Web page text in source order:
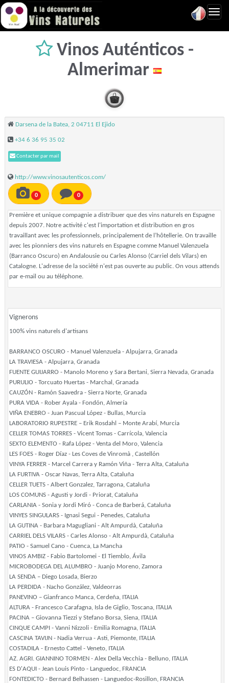
Vinos Auténticos -
Almerimar
Darsena de la Batea, 2 04711 El Ejido
+34 6 36 95 35 02
Contacter par mail
http://www.vinosautenticos.com/
0 0
Première et unique compagnie a distribuer que des vins naturels en Espagne
depuis 2007. Notre activité c'est l'importation et distribution en gros
travaillant avec les professionnels, principalement de l’hôtellerie. On travaille
avec les pionniers des vins naturels en Espagne comme Manuel Valenzuela
(Barranco Oscuro) en Andalousie ou Carles Alonso (Carriel dels Vilars) en
Catalogne. L'adresse de la société n'est pas ouverte au public. On vous attends
par e-mail ou au téléphone.
Vignerons
100% vins naturels d'artisans
BARRANCO OSCURO - Manuel Valenzuela - Alpujarra, Granada
LA TRAVIESA - Alpujarra, Granada
FUENTE GUIJARRO - Manolo Moreno y Sara Bertani, Sierra Nevada, Granada
PURULIO - Torcuato Huertas - Marchal, Granada
CAUZÓN - Ramón Saavedra - Sierra Norte, Granada
PURA VIDA - Rober Ayala - Fondón, Almería
VIÑA ENEBRO - Juan Pascual López - Bullas, Murcia
LABORATORIO RUPESTRE – Erik Rosdahl – Monte Arabí, Murcia
CELLER TOMAS TORRES - Vicent Tomas - Carrícola, Valencia
SEXTO ELEMENTO - Rafa López - Venta del Moro, Valencia
LES FOES - Roger Díaz - Les Coves de Vinromà , Castellón
VINYA FERRER - Marcel Carrera y Ramón Viña - Terra Alta, Cataluña
LA FURTIVA - Oscar Navas, Terra Alta, Cataluña
CELLER TUETS - Albert Gonzalez, Tarragona, Cataluña
LOS COMUNS - Agusti y Jordi - Priorat, Cataluña
CARLANIA - Sonia y Jordi Miró - Conca de Barberá, Cataluña
VINYES SINGULARS - Ignasi Segui - Penedes, Cataluña
LA GUTINA - Barbara Magugliani - Alt Ampurdà, Cataluña
CARRIEL DELS VILARS - Carles Alonso - Alt Ampurdà, Cataluña
PATIO - Samuel Cano - Cuenca, La Mancha
VINOS AMBIZ - Fabio Bartolomei - El Tiemblo, Ávila
MICROBODEGA DEL ALUMBRO - Juanjo Moreno, Zamora
LA SENDA – Diego Losada, Bierzo
LA PERDIDA - Nacho González, Valdeorras
PANEVINO – Gianfranco Manca, Cerdeña, ITALIA
ALTURA - Francesco Carafagna, Isla de Giglio, Toscana, ITALIA
PACINA – Giovanna Tiezzi y Stefano Borsa, Siena, ITALIA
CINQUE CAMPI - Vanni Nizzoli - Emilia Romagna, ITALIA
CASCINA TAVIJN - Nadia Verrua - Asti, Piemonte, ITALIA
COSTADILA - Ernesto Cattel - Veneto, ITALIA
AZ. AGRI. GIANNINO TORMEN - Alex Della Vecchia - Belluno, ITALIA
ES D'AQUI - Jean Louis Pinto - Languedoc, FRANCIA
FONTEDICTO - Bernard Belhassen - Languedoc-Rosillon, FRANCIA